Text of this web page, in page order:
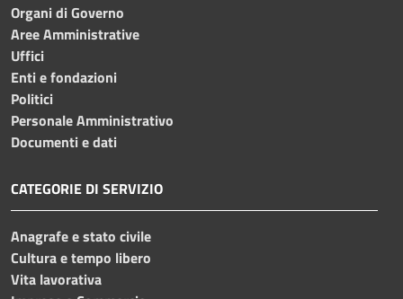
Organi di Governo
Aree Amministrative
Uffici
Enti e fondazioni
Politici
Personale Amministrativo
Documenti e dati
CATEGORIE DI SERVIZIO
Anagrafe e stato civile
Cultura e tempo libero
Vita lavorativa